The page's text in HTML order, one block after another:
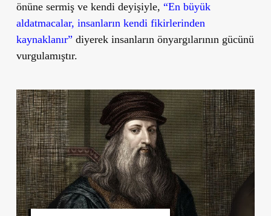
önüne sermiş ve kendi deyişiyle, “En büyük
aldatmacalar, insanların kendi fikirlerinden
kaynaklanır” diyerek insanların önyargılarının gücünü
vurgulamıştır.